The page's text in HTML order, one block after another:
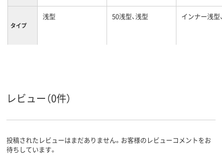
タイプ
浅型 50浅型、浅型 インナー浅型
レビュー（0件）
投稿されたレビューはまだありません。お客様のレビューコメントをお
待ちしています。